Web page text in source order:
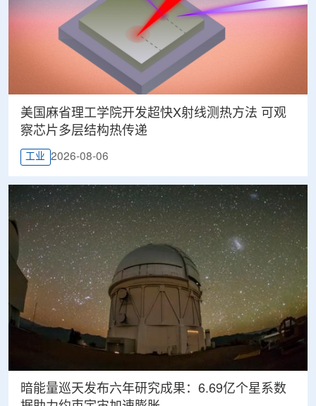
美国麻省理工学院开发超快X射线测热方法 可观
察芯片多层结构热传递
工业 2026-08-06
暗能量巡天发布六年研究成果：6.69亿个星系数